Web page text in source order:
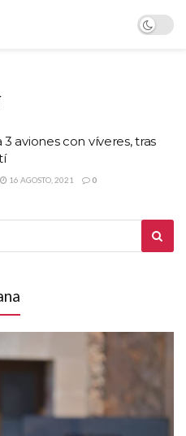
aviones con víveres, tras
16 AGOSTO, 2021 0